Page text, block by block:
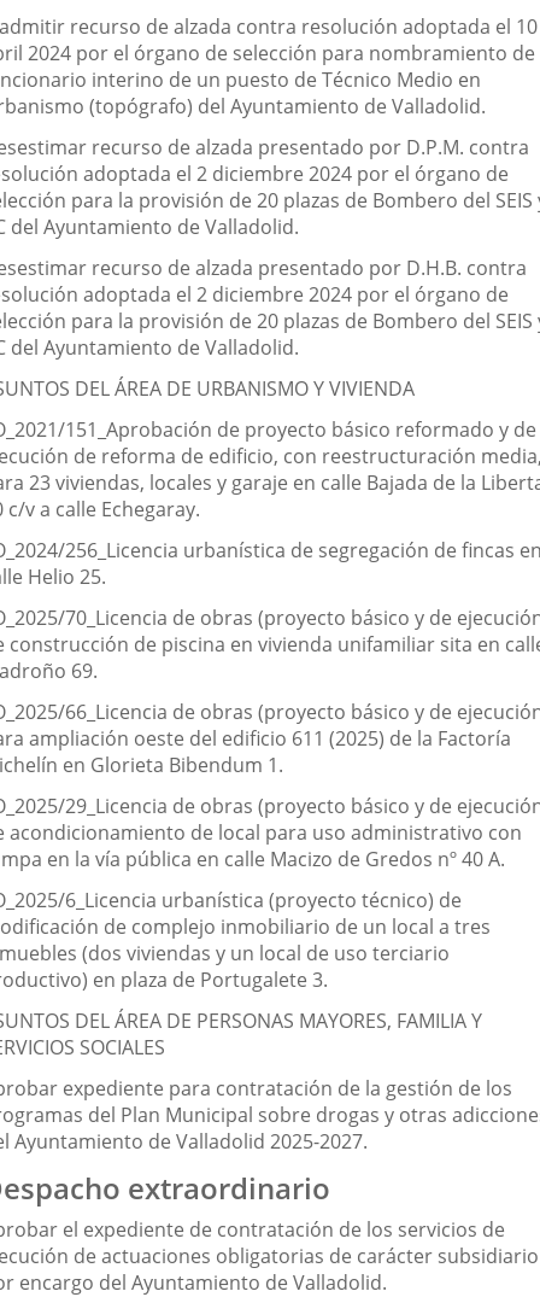
recurso de alzada contra resolución adoptada el 10
2024 por el órgano de selección para nombramiento de
interino de un puesto de Técnico Medio en
(topógrafo) del Ayuntamiento de Valladolid.
recurso de alzada presentado por D.P.M. contra
adoptada el 2 diciembre 2024 por el órgano de
para la provisión de 20 plazas de Bombero del SEIS
del Ayuntamiento de Valladolid.
recurso de alzada presentado por D.H.B. contra
adoptada el 2 diciembre 2024 por el órgano de
para la provisión de 20 plazas de Bombero del SEIS
del Ayuntamiento de Valladolid.
DEL ÁREA DE URBANISMO Y VIVIENDA
151_Aprobación de proyecto básico reformado y de
de reforma de edificio, con reestructuración
23 viviendas, locales y garaje en calle Bajada de la
c/v a calle Echegaray.
256_Licencia urbanística de segregación de fincas
Helio 25.
70_Licencia de obras (proyecto básico y de
construcción de piscina en vivienda unifamiliar sita en
69.
66_Licencia de obras (proyecto básico y de
ampliación oeste del edificio 611 (2025) de la Factoría
en Glorieta Bibendum 1.
29_Licencia de obras (proyecto básico y de
acondicionamiento de local para uso administrativo con
en la vía pública en calle Macizo de Gredos nº 40 A.
6_Licencia urbanística (proyecto técnico) de
de complejo inmobiliario de un local a tres
(dos viviendas y un local de uso terciario
en plaza de Portugalete 3.
DEL ÁREA DE PERSONAS MAYORES, FAMILIA Y
SOCIALES
expediente para contratación de la gestión de los
del Plan Municipal sobre drogas y otras
Ayuntamiento de Valladolid 2025-2027.
extraordinario
el expediente de contratación de los servicios de
de actuaciones obligatorias de carácter subsidiario
encargo del Ayuntamiento de Valladolid.